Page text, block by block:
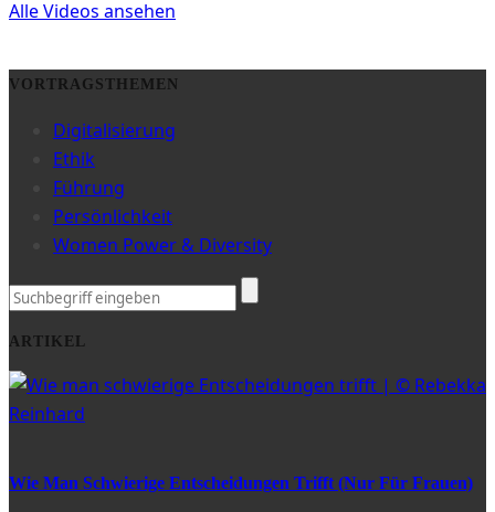
Alle Videos ansehen
VORTRAGSTHEMEN
Digitalisierung
Ethik
Führung
Persönlichkeit
Women Power & Diversity
ARTIKEL
Wie Man Schwierige Entscheidungen Trifft (nur Für Frauen)